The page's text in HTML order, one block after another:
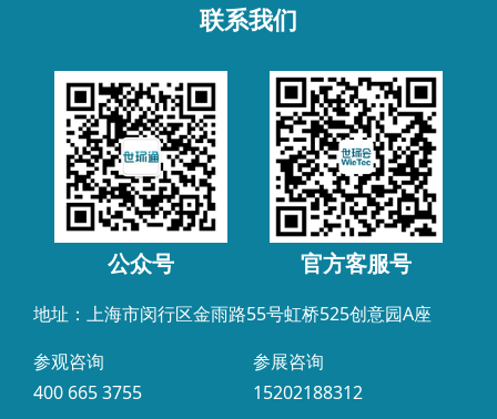
联系我们
公众号 官方客服号
地址：上海市闵行区金雨路55号虹桥525创意园A座
参观咨询
400 665 3755
参展咨询
15202188312